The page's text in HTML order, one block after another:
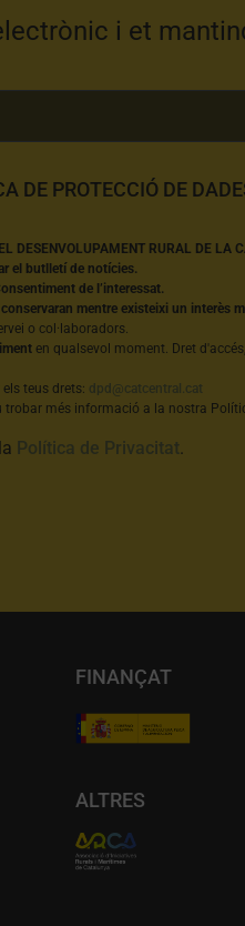
i et
DE PROTECCIÓ DE
DESENVOLUPAMENT RURAL DE LA
el butlletí de notícies.
de l’interessat.
conservaran mentre existeixi un interès
o col·laboradors.
en qualsevol moment. Dret
teus drets: dpd@catcentral.cat
més informació a la nostra
Política de Privacitat.
FINANÇAT
ALTRES